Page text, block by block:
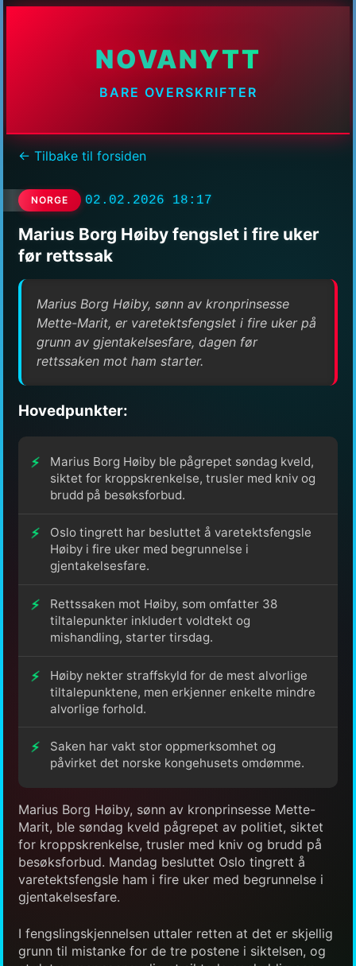
NOVANYTT
BARE OVERSKRIFTER
← Tilbake til forsiden
NORGE 02.02.2026 18:17
Marius Borg Høiby fengslet i fire uker
før rettssak
Marius Borg Høiby, sønn av kronprinsesse
Mette-Marit, er varetektsfengslet i fire uker på
grunn av gjentakelsesfare, dagen før
rettssaken mot ham starter.
Hovedpunkter:
Marius Borg Høiby ble pågrepet søndag kveld,
siktet for kroppskrenkelse, trusler med kniv og
brudd på besøksforbud.
Oslo tingrett har besluttet å varetektsfengsle
Høiby i fire uker med begrunnelse i
gjentakelsesfare.
Rettssaken mot Høiby, som omfatter 38
tiltalepunkter inkludert voldtekt og
mishandling, starter tirsdag.
Høiby nekter straffskyld for de mest alvorlige
tiltalepunktene, men erkjenner enkelte mindre
alvorlige forhold.
Saken har vakt stor oppmerksomhet og
påvirket det norske kongehusets omdømme.
Marius Borg Høiby, sønn av kronprinsesse Mette-
Marit, ble søndag kveld pågrepet av politiet, siktet
for kroppskrenkelse, trusler med kniv og brudd på
besøksforbud. Mandag besluttet Oslo tingrett å
varetektsfengsle ham i fire uker med begrunnelse i
gjentakelsesfare.
I fengslingskjennelsen uttaler retten at det er skjellig
grunn til mistanke for de tre postene i siktelsen, og